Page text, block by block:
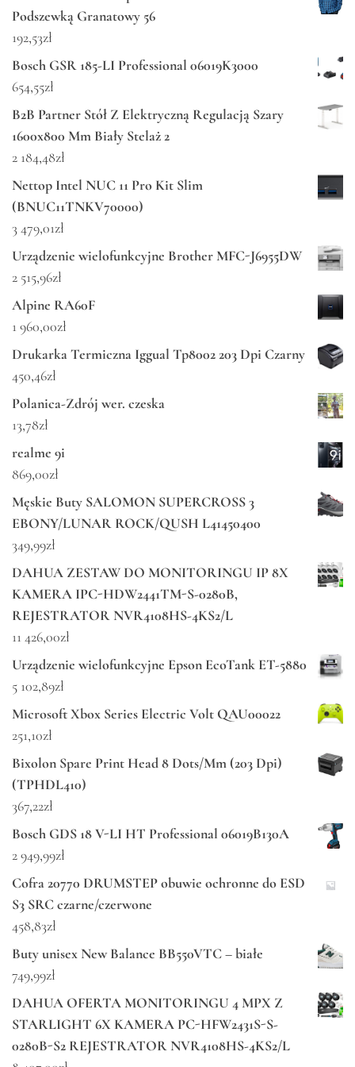
Podszewką Granatowy 56
192,53zł
Bosch GSR 185-LI Professional 06019K3000
654,55zł
B2B Partner Stół Z Elektryczną Regulacją Szary
1600x800 Mm Biały Stelaż 2
2 184,48zł
Nettop Intel NUC 11 Pro Kit Slim
(BNUC11TNKV70000)
3 479,01zł
Urządzenie wielofunkcyjne Brother MFC-J6955DW
2 515,96zł
Alpine RA60F
1 960,00zł
Drukarka Termiczna Iggual Tp8002 203 Dpi Czarny
450,46zł
Polanica-Zdrój wer. czeska
13,78zł
realme 9i
869,00zł
Męskie Buty SALOMON SUPERCROSS 3
EBONY/LUNAR ROCK/QUSH L41450400
349,99zł
DAHUA ZESTAW DO MONITORINGU IP 8X
KAMERA IPC-HDW2441TM-S-0280B,
REJESTRATOR NVR4108HS-4KS2/L
11 426,00zł
Urządzenie wielofunkcyjne Epson EcoTank ET-5880
5 102,89zł
Microsoft Xbox Series Electric Volt QAU00022
251,10zł
Bixolon Spare Print Head 8 Dots/Mm (203 Dpi)
(TPHDL410)
367,22zł
Bosch GDS 18 V-LI HT Professional 06019B130A
2 949,99zł
Cofra 20770 DRUMSTEP obuwie ochronne do ESD
S3 SRC czarne/czerwone
458,83zł
Buty unisex New Balance BB550VTC – białe
749,99zł
DAHUA OFERTA MONITORINGU 4 MPX Z
STARLIGHT 6X KAMERA PC-HFW2431S-S-
0280B-S2 REJESTRATOR NVR4108HS-4KS2/L